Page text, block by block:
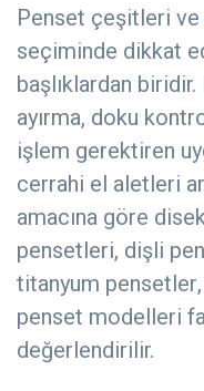
Penset çeşitleri ve
seçiminde dikkat
başlıklardan
ayırma, doku
işlem gerektiren
cerrahi el aletleri
amacına göre
pensetleri, dişli
titanyum
penset modelleri
değerlendirilir.